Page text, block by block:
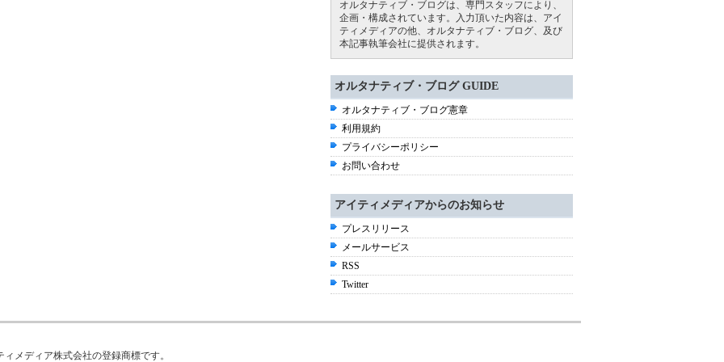
オルタナティブ・ブログは、専門スタッフにより、
企画・構成されています。入力頂いた内容は、アイ
ティメディアの他、オルタナティブ・ブログ、及び
本記事執筆会社に提供されます。
オルタナティブ・ブログ GUIDE
オルタナティブ・ブログ憲章
利用規約
プライバシーポリシー
お問い合わせ
アイティメディアからのお知らせ
プレスリリース
メールサービス
RSS
Twitter
ィメディア株式会社の登録商標です。